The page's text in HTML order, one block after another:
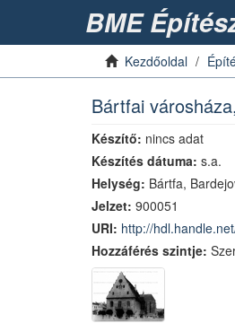
BME
Kezdőoldal
Bártfai
Készítő: nincs adat
Készítés dátuma: s.a.
Helység: Bártfa,
Jelzet: 900051
URI: http://
Hozzáférés szintje: